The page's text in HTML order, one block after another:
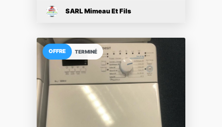
SARL Mimeau Et Fils
TERMINÉ
OFFRE